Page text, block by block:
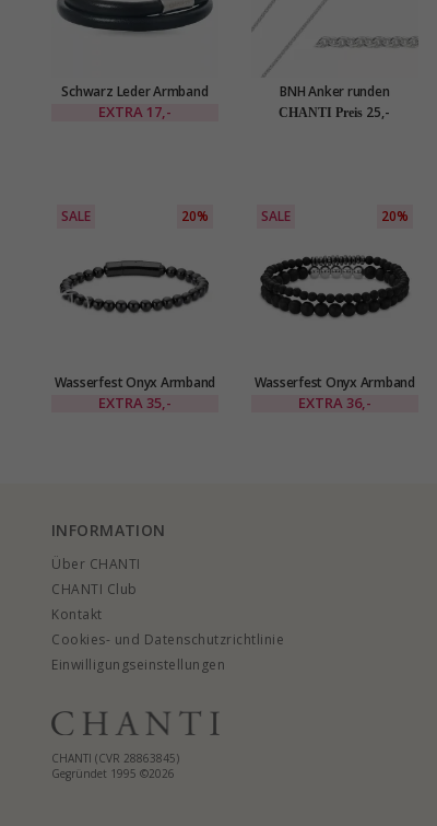
Schwarz Leder Armband
aus Stahl x 6 mm
EXTRA 17,-
BNH Anker runden
Halskette aus Silber 45 cm
CHANTI Preis 25,-
SALE 20%
Wasserfest Onyx Armband
aus Stahl
EXTRA35,-
SALE 20%
Wasserfest Onyx Armband
aus Stahl
EXTRA36,-
INFORMATION
Über CHANTI
CHANTI Club
Kontakt
Cookies- und Datenschutzrichtlinie
Einwilligungseinstellungen
CHANTI (CVR 28863845)
Gegründet 1995 ©2026